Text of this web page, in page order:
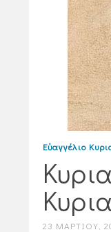
Εὐαγγέλιο
23 ΜΑΡΤΊΟΥ,